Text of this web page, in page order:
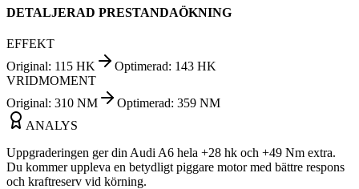
DETALJERAD PRESTANDAÖKNING
EFFEKT
Original: 115 HK Optimerad: 143 HK
VRIDMOMENT
Original: 310 NM Optimerad: 359 NM
ANALYS
Uppgraderingen ger din Audi A6 hela +28 hk och +49 Nm extra.
Du kommer uppleva en betydligt piggare motor med bättre respons
och kraftreserv vid körning.